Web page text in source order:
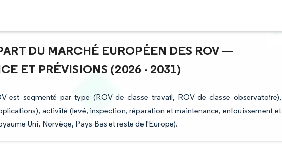
DU MARCHÉ EUROPÉEN DES ROV —
ET PRÉVISIONS (2026 - 2031)
est segmenté par type (ROV de classe travail, ROV de classe observatoire),
activité (levé, inspection, réparation et maintenance, enfouissement et
Uni, Norvège, Pays-Bas et reste de l'Europe).